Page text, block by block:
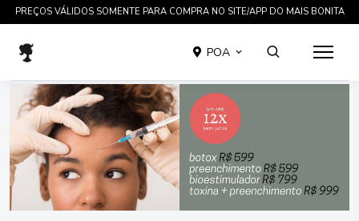
TRATAMENTOS COMPROVADOS CIENTIFICAMENTE EM ATÉ 12 X SEM JUROS
POA